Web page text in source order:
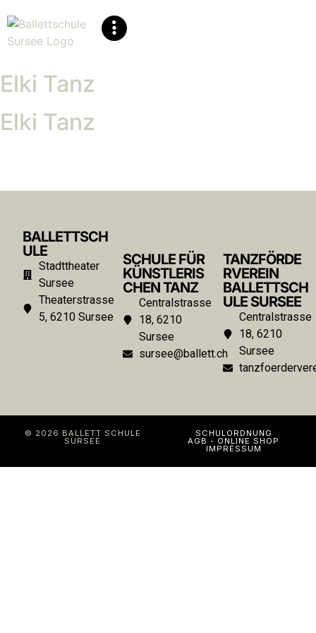
Elki Tanz
Elki Tanz
BALLETTSCH
ULE
Stadttheater
Sursee
Theaterstrasse
5, 6210 Sursee
SCHULE FÜR
KÜNSTLERIS
CHEN TANZ
Centralstrasse
18, 6210
Sursee
sursee@ballett.ch
TANZFÖRDE
RVEREIN
BALLETTSCH
ULE SURSEE
Centralstrasse
18, 6210
Sursee
© 2026 BALLETT SCHULE
SURSEE
SCHULORDNUNG
AGB - ONLINE SHOP
IMPRESSUM